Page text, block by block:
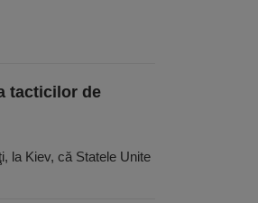
tacticilor de
la Kiev, că Statele Unite